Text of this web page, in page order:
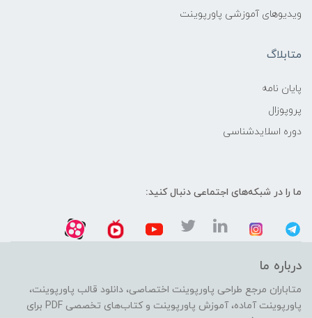
ویدیوهای آموزشی پاورپوینت
متابلاگ
پایان نامه
پروپوزال
دوره اسلایدشناسی
ما را در شبکه‌های اجتماعی دنبال کنید:
درباره ما
متاباران مرجع طراحی پاورپوینت اختصاصی، دانلود قالب پاورپوینت،
پاورپوینت آماده، آموزش پاورپوینت و کتاب‌های تخصصی PDF برای